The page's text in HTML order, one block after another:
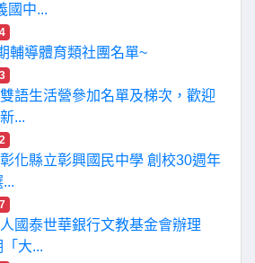
國中...
輔導體育類社團名單~
語生活營參加名單及梯次，歡迎
...
彰化縣立彰興國民中學 創校30週年
國泰世華銀行文教基金會辦理
大...